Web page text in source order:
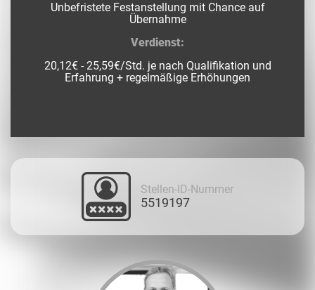
Unbefristete Festanstellung mit Chance auf
Übernahme
Verdienst:
20,12€ - 25,59€/Std. je nach Qualifikation und
Erfahrung + regelmäßige Erhöhungen
Stellen-ID-Nummer
5519197